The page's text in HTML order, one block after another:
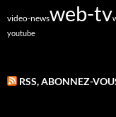
video-newsweb-tv
youtube
RSS, ABONNEZ-